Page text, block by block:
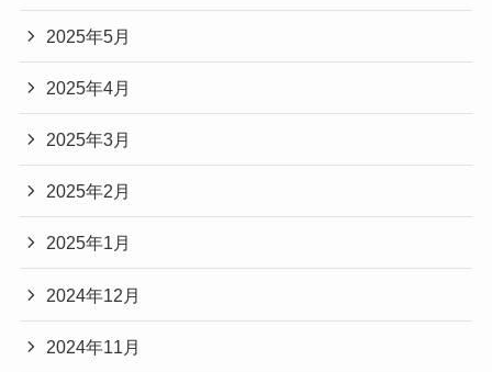
2025年5月
2025年4月
2025年3月
2025年2月
2025年1月
2024年12月
2024年11月